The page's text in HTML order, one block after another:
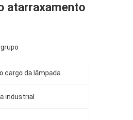
atarraxamento
cargo da lâmpada
industrial